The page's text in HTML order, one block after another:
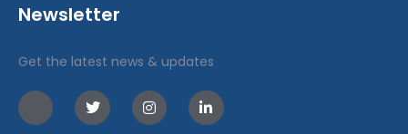
Newsletter
Get the latest news & updates